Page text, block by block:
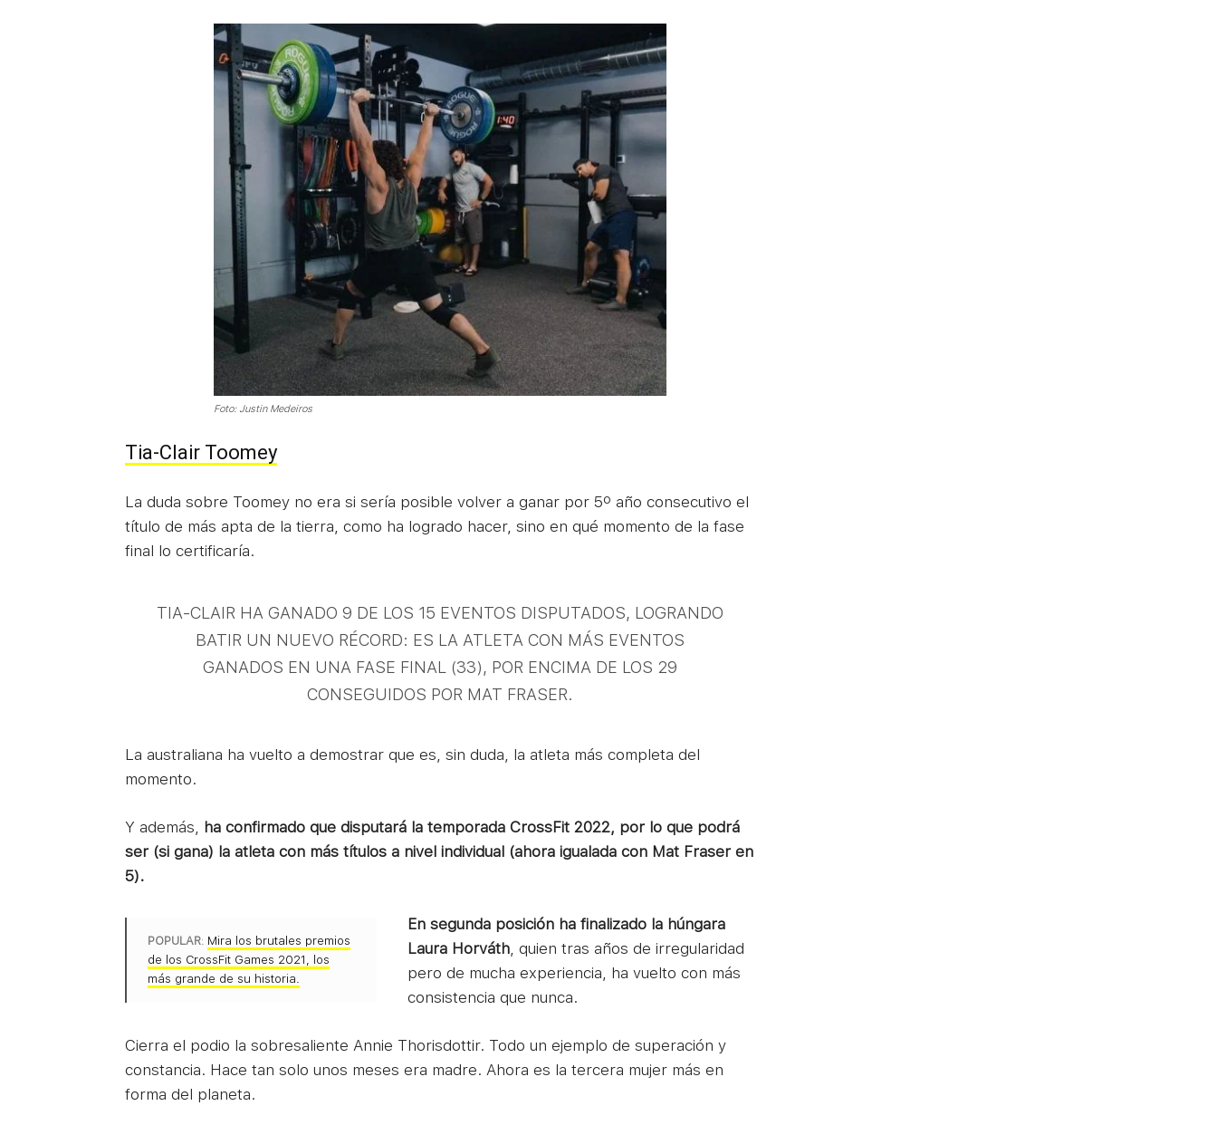
Foto: Justin Medeiros
Tia-Clair Toomey
La duda sobre Toomey no era si sería posible volver a ganar por 5º año consecutivo el
título de más apta de la tierra, como ha logrado hacer, sino en qué momento de la fase
final lo certificaría.
TIA-CLAIR HA GANADO 9 DE LOS 15 EVENTOS DISPUTADOS, LOGRANDO
BATIR UN NUEVO RÉCORD: ES LA ATLETA CON MÁS EVENTOS
GANADOS EN UNA FASE FINAL (33), POR ENCIMA DE LOS 29
CONSEGUIDOS POR MAT FRASER.
La australiana ha vuelto a demostrar que es, sin duda, la atleta más completa del
momento.
Y además, ha confirmado que disputará la temporada CrossFit 2022, por lo que podrá
ser (si gana) la atleta con más títulos a nivel individual (ahora igualada con Mat Fraser en
5).
POPULAR: Mira los brutales premios
de los CrossFit Games 2021, los
más grande de su historia.
En segunda posición ha finalizado la húngara
Laura Horváth , quien tras años de irregularidad
pero de mucha experiencia, ha vuelto con más
consistencia que nunca.
Cierra el podio la sobresaliente Annie Thorisdottir. Todo un ejemplo de superación y
constancia. Hace tan solo unos meses era madre. Ahora es la tercera mujer más en
forma del planeta.